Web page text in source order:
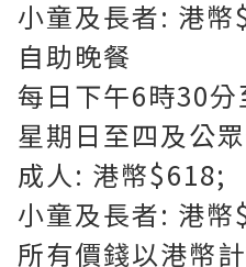
小童及長者: 港幣
自助晚餐
每日下午6時30
星期日至四及公
成人: 港幣$618;
小童及長者: 港幣
所有價錢以港幣